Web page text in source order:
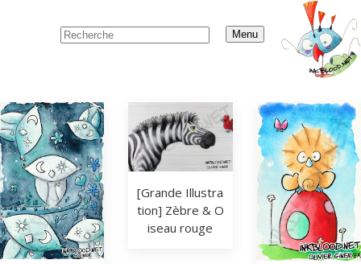
Menu
[Grande Illustra
tion] Zèbre & O
iseau rouge